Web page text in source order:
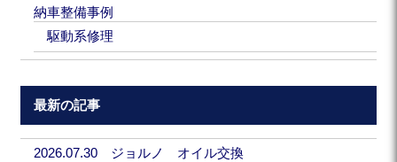
納車整備事例
駆動系修理
最新の記事
2026.07.30 ジョルノ オイル交換